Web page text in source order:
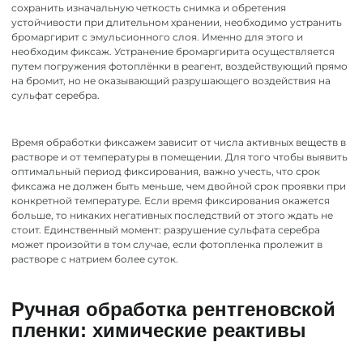
сохранить изначальную четкость снимка и обретения
устойчивости при длительном хранении, необходимо устранить
бромаргирит с эмульсионного слоя. Именно для этого и
необходим фиксаж. Устранение бромаргирита осуществляется
путем погружения фотоплёнки в реагент, воздействующий прямо
на бромит, но не оказывающий разрушающего воздействия на
сульфат серебра.
Время обработки фиксажем зависит от числа активных веществ в
растворе и от температуры в помещении. Для того чтобы выявить
оптимальный период фиксирования, важно учесть, что срок
фиксажа не должен быть меньше, чем двойной срок проявки при
конкретной температуре. Если время фиксирования окажется
больше, то никаких негативных последствий от этого ждать не
стоит. Единственный момент: разрушение сульфата серебра
может произойти в том случае, если фотопленка пролежит в
растворе с натрием более суток.
Ручная обработка рентгеновской
пленки: химические реактивы